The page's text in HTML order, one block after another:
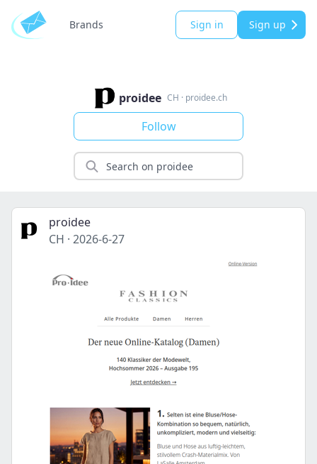
Brands Sign in Sign up
proidee CH · proidee.ch
Follow
proidee
CH · 2026-6-27